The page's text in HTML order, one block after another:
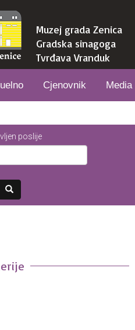
Muzej grada Zenica
Gradska sinagoga
Tvrđava Vranduk
Cjenovnik Media
poslije